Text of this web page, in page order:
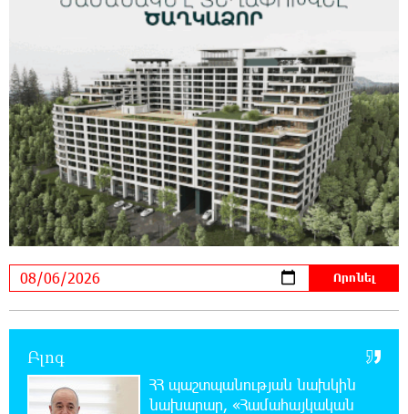
Քարը քարին չեն թողնի. «Փաստ»
9:03:32 6-08-2026
«Եթե չկա տնտեսական ինքնիշխանություն,
ապա չի կարող լինել քաղաքական
ինքնիշխանություն. առաջիկա խոշորագույն վտանգներից
է գործազրկության և աղքատության աճը». «Փաստ»
8:32:22 6-08-2026
Գնաճային ռիսկերի, արտահանման
խնդիրների և աճի կայունության
դիսբալանսը. «Փաստ»
Բլոգ
ՀՀ պաշտպանության նախկին
նախարար, «Համահայկական